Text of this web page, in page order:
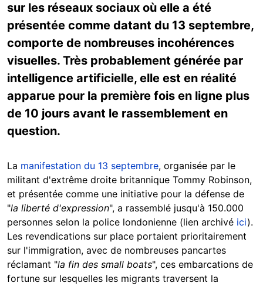
sur les réseaux sociaux où elle a été
présentée comme datant du 13 septembre,
comporte de nombreuses incohérences
visuelles. Très probablement générée par
intelligence artificielle, elle est en réalité
apparue pour la première fois en ligne plus
de 10 jours avant le rassemblement en
question.
La manifestation du 13 septembre, organisée par le
militant d'extrême droite britannique Tommy Robinson,
et présentée comme une initiative pour la défense de
"la liberté d'expression", a rassemblé jusqu'à 150.000
personnes selon la police londonienne (lien archivé ici).
Les revendications sur place portaient prioritairement
sur l'immigration, avec de nombreuses pancartes
réclamant "la fin des small boats", ces embarcations de
fortune sur lesquelles les migrants traversent la